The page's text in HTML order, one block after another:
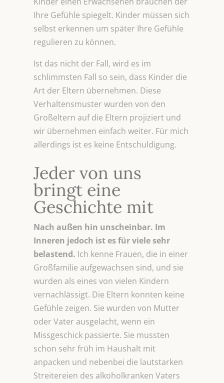
Ihre Gefühle spiegelt. Kinder müssen sich
selbst erkennen um später Ihre Gefühle
regulieren zu können.
Ist das nicht der Fall, wird es im
schlimmsten Fall so sein, dass Kinder die
Art der Eltern übernehmen. Diese
Verhaltensmuster wurden von den
Großeltern auf die Eltern projiziert und
wir übernehmen einfach weiter. Für mich
allerdings ist es keine Entschuldigung.
Jeder von uns
bringt eine
Geschichte mit
Nach außen hin unscheinbar. Im
Inneren jedoch ist es für viele sehr
belastend. Ich kenne Frauen, die in einer
Großfamilie aufgewachsen sind, und sie
wurden als eines von vielen Kindern
vernachlässigt. Die Eltern konnten keine
Gefühle zeigen. Sie wurden von Mutter
oder Vater ausgelacht, wenn ein
Missgeschick passierte. Sie mussten
schon sehr früh im Haushalt mit
anpacken und nebenbei die lautstarken
Streitereien des alkoholkranken Vaters